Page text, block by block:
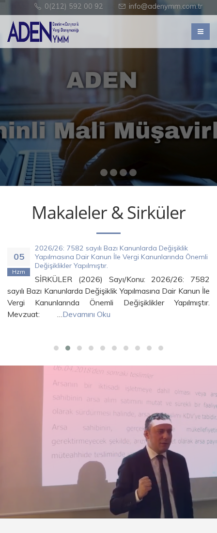
0(212) 592 00 92 info@adenymm.com.tr
Etkili Vergi Danışmanlığı Ve Sonuç Alan Bir Denetim Modeli
Makaleler & Sirküler
05
Hzrn
2026/26: 7582 sayılı Bazı Kanunlarda Değişiklik
Yapılmasına Dair Kanun İle Vergi Kanunlarında Önemli
Değişiklikler Yapılmıştır.
SİRKÜLER (2026) Sayı/Konu: 2026/26: 7582
sayılı Bazı Kanunlarda Değişiklik Yapılmasına Dair Kanun İle
Vergi Kanunlarında Önemli Değişiklikler Yapılmıştır.
Mevzuat: …Devamını Oku